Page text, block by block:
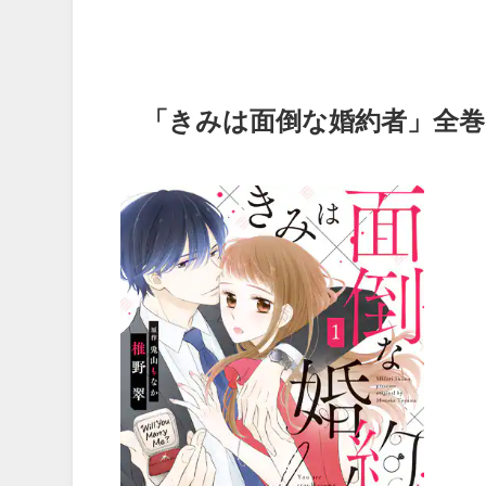
「きみは面倒な婚約者」全